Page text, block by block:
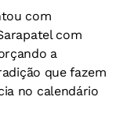
com
com
a
que fazem
no calendário